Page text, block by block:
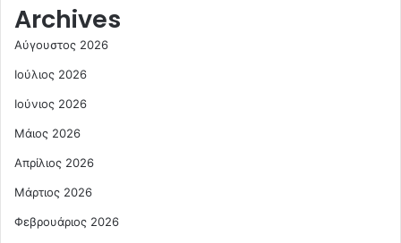
Archives
Αύγουστος 2026
Ιούλιος 2026
Ιούνιος 2026
Μάιος 2026
Απρίλιος 2026
Μάρτιος 2026
Φεβρουάριος 2026